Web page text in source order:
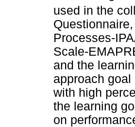
used in the
Processes-
Scale-
and the
approach
with high
the learning
on